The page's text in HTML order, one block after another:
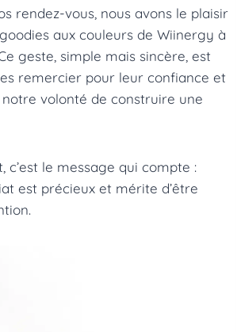
rendez-vous, nous avons le plaisir
aux couleurs de Wiinergy à
geste, simple mais sincère, est
remercier pour leur confiance et
volonté de construire une
c’est le message qui compte :
est précieux et mérite d’être